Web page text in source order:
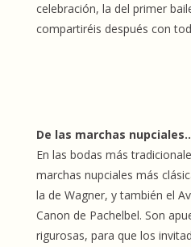
celebración, la del primer
compartiréis después con
De las marchas
En las bodas más
marchas nupciales más
la de Wagner, y también el
Canon de Pachelbel. Son
rigurosas, para que los